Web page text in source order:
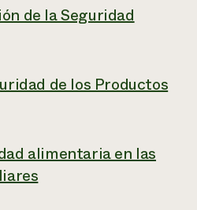
de la Seguridad
de los Productos
alimentaria en las